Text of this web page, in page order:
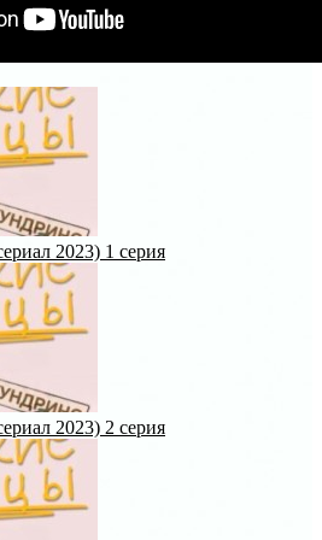
2023) 1 серия
2023) 2 серия